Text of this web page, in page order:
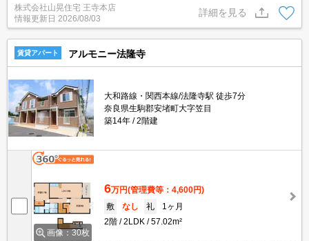
株式会社山晃住宅 王寺本店
情報更新日 2026/08/03
詳細を見る
賃貸アパート アルモニー法隆寺
大和路線・関西本線/法隆寺駅 徒歩7分
奈良県生駒郡安堵町大字笠目
築14年
2階建
画像：30枚
6万円(管理費等：4,600円)
敷
なし 礼
1ヶ月
2階
2LDK 57.02m²